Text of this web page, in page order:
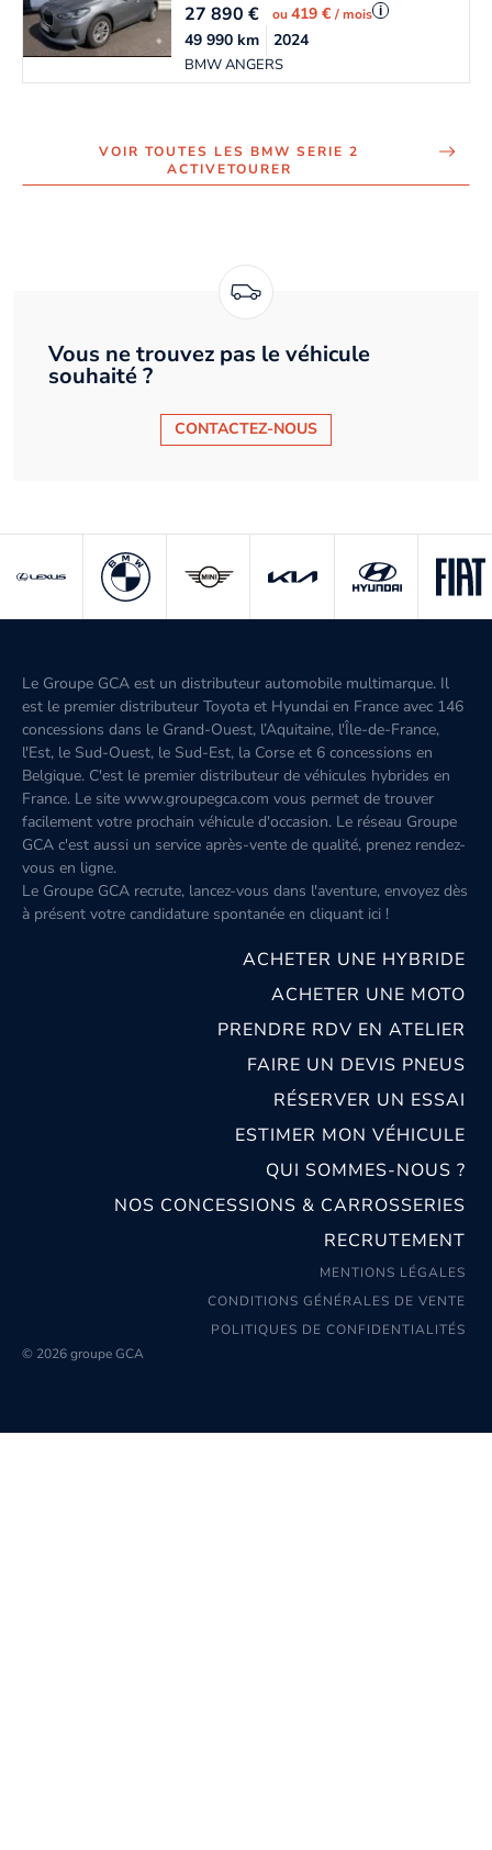
27 890€ ou419 €/ mois i
BMW ANGERS
49 990km 2024
VOIR TOUTES LES BMW SERIE 2
ACTIVETOURER
Vous ne trouvez pas le véhicule
souhaité ?
CONTACTEZ-NOUS
Le Groupe GCA est un distributeur automobile multimarque. Il
est le premier distributeur Toyota et Hyundai en France avec 146
concessions dans le Grand-Ouest, l’Aquitaine, l'Île-de-France,
l'Est, le Sud-Ouest, le Sud-Est, la Corse et 6 concessions en
Belgique. C'est le premier distributeur de véhicules hybrides en
France. Le site www.groupegca.com vous permet de trouver
facilement votre prochain véhicule d'occasion. Le réseau Groupe
GCA c'est aussi un service après-vente de qualité, prenez rendez-
vous en ligne.
Le Groupe GCA recrute, lancez-vous dans l'aventure, envoyez dès
à présent votre candidature spontanée en cliquant ici !
ACHETER UNE HYBRIDE
ACHETER UNE MOTO
PRENDRE RDV EN ATELIER
FAIRE UN DEVIS PNEUS
RÉSERVER UN ESSAI
ESTIMER MON VÉHICULE
QUI SOMMES-NOUS ?
NOS CONCESSIONS & CARROSSERIES
RECRUTEMENT
MENTIONS LÉGALES
CONDITIONS GÉNÉRALES DE VENTE
POLITIQUES DE CONFIDENTIALITÉS
© 2026 groupe GCA